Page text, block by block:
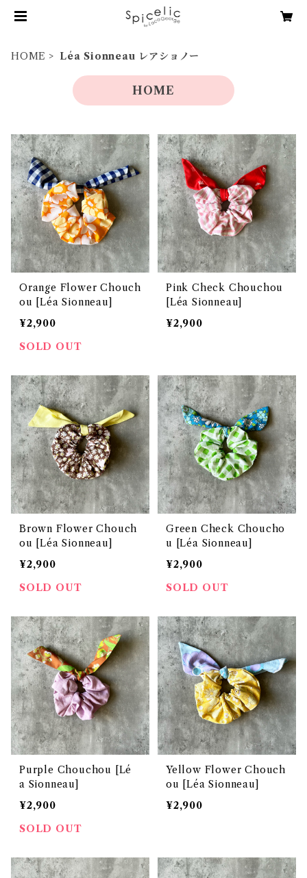
HOME Léa Sionneau レアショノー
HOME
Orange Flower Chouch
ou [Léa Sionneau]
¥2,900
SOLD OUT
Pink Check Chouchou
[Léa Sionneau]
¥2,900
Brown Flower Chouch
ou [Léa Sionneau]
¥2,900
SOLD OUT
Green Check Choucho
u [Léa Sionneau]
¥2,900
SOLD OUT
Purple Chouchou [Lé
a Sionneau]
¥2,900
SOLD OUT
Yellow Flower Chouch
ou [Léa Sionneau]
¥2,900